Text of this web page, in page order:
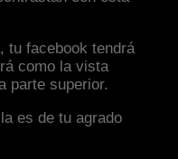
tu facebook tendrá
como la vista
parte superior.
es de tu agrado